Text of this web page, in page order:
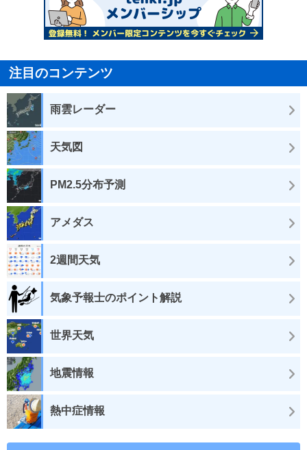
注目のコンテンツ
雨雲レーダー
天気図
PM2.5分布予測
アメダス
2週間天気
気象予報士のポイント解説
世界天気
地震情報
熱中症情報